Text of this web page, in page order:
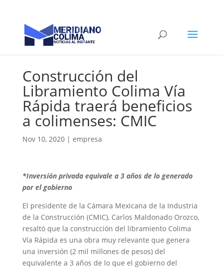
Construcción del
Libramiento Colima Vía
Rápida traerá beneficios
a colimenses: CMIC
Nov 10, 2020| empresa
*Inversión privada equivale a 3 años de lo generado
por el gobierno
El presidente de la Cámara Mexicana de la Industria
de la Construcción (CMIC), Carlos Maldonado Orozco,
resaltó que la construcción del libramiento Colima
Vía Rápida es una obra muy relevante que genera
una inversión (2 mil millones de pesos) del
equivalente a 3 años de lo que el gobierno del